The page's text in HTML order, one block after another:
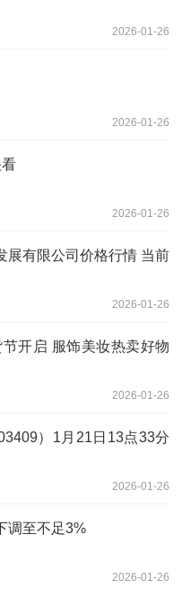
2026-01-26
2026-01-26
2026-01-26
展有限公司价格行情 当前
2026-01-26
开启 服饰美妆热卖好物
2026-01-26
）1月21日13点33分
2026-01-26
调至不足3%
2026-01-26